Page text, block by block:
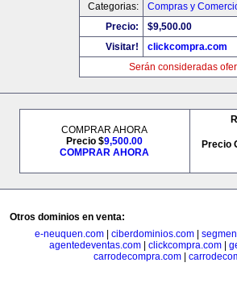
Categorias:
Compras y
Precio:
$9,500.00
Visitar!
clickcompra.com
Serán consideradas
COMPRAR AHORA
Precio $9,500.00
COMPRAR AHORA
Precio
Otros dominios en venta:
e-neuquen.com
ciberdominios.com
agentedeventas.com| clickcompra.com|
carrodecompra.com|